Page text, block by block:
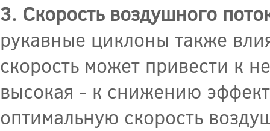
3. Скорость воздушного
рукавные циклоны также
скорость может привести к
высокая - к снижению
оптимальную скорость